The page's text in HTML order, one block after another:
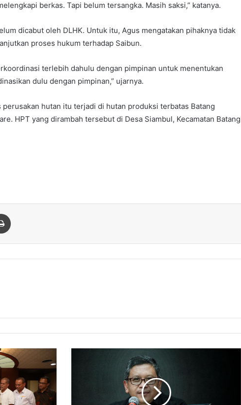
berkas. Tapi belum tersangka. Masih saksi,” katanya.
dicabut oleh DLHK. Untuk itu, Agus mengatakan pihaknya tidak
proses hukum terhadap Saibun.
terlebih dahulu dengan pimpinan untuk menentukan
dulu dengan pimpinan,” ujarnya.
hutan itu terjadi di hutan produksi terbatas Batang
HPT yang dirambah tersebut di Desa Siambul, Kecamatan Batang